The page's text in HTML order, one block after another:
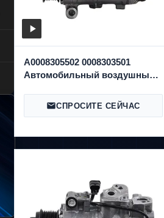
A0008305502 0008303501
Автомобильный воздушный
GLE/GLS/ML 2011-2018
СПРОСИТЕ СЕЙЧАС